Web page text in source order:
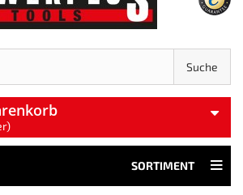
Suche
SORTIMENT